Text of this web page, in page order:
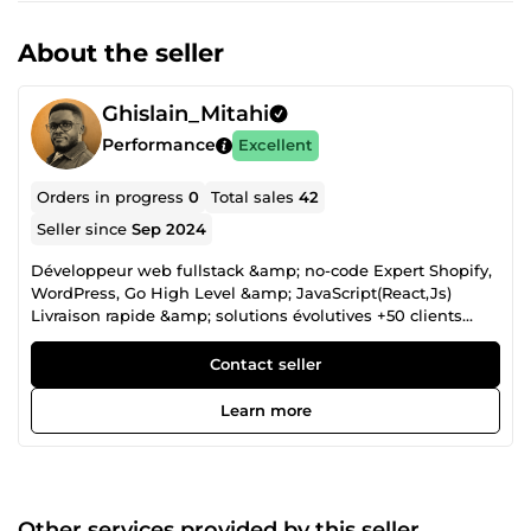
About the seller
Ghislain_Mitahi
Performance Excellent
Orders in progress0 Total sales42
Seller sinceSep 2024
Développeur web fullstack &amp; no-code Expert Shopify,
WordPress, Go High Level &amp; JavaScript(React,Js)
Livraison rapide &amp; solutions évolutives +50 clients
satisfaits (ComeUp &amp; missions directes) Disponible
développement web et en intégrations SaaS,
j’accompagne les entreprises et entrepreneurs dans la
création de solutions digitales puissantes, évolutives et
Make, WordPress, Shopify) une vision business pour
Contact seller
Learn more